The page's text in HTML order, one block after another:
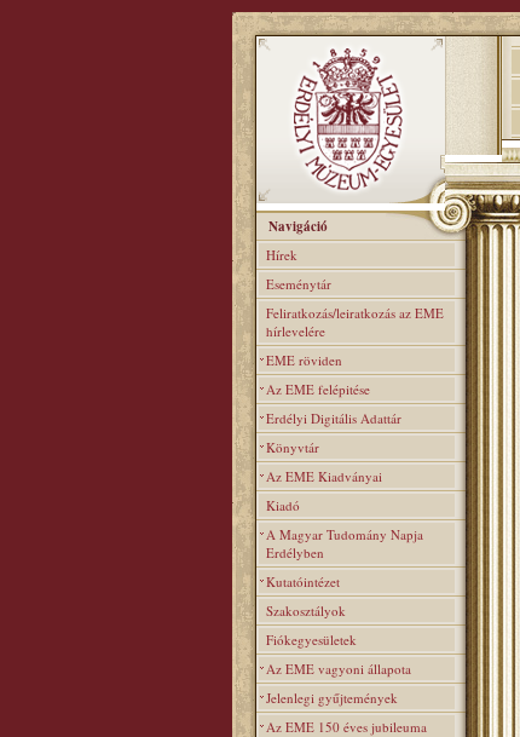
Navigáció
Hírek
Eseménytár
Feliratkozás/leiratkozás az EME
hírlevelére
EME röviden
Az EME felépitése
Erdélyi Digitális Adattár
Könyvtár
Az EME Kiadványai
Kiadó
A Magyar Tudomány Napja
Erdélyben
Kutatóintézet
Szakosztályok
Fiókegyesületek
Az EME vagyoni állapota
Jelenlegi gyűjtemények
Az EME 150 éves jubileuma